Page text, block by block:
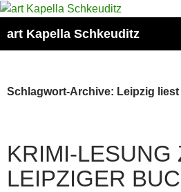
art Kapella Schkeuditz
Schlagwort-Archive: Leipzig liest
KRIMI-LESUNG
LEIPZIGER